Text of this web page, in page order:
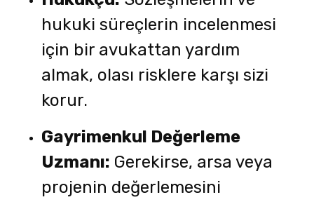
hukuki süreçlerin incelenmesi
için bir avukattan yardım
almak, olası risklere karşı sizi
korur.
Gayrimenkul Değerleme
Uzmanı: Gerekirse, arsa veya
projenin değerlemesini